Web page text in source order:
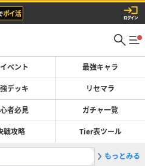
ベント 最強キャラ
デッキ リセマラ
者必見 ガチャ一覧
戦攻略 Tier表ツール
2
もっとみる